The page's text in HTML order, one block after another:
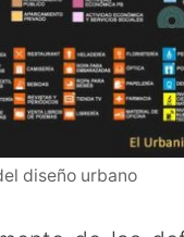
diseño urbano